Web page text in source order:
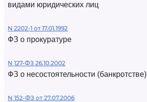
видами юридических лиц
N 2202-1 от 17.01.1992
ФЗ о прокуратуре
N 127-ФЗ 26.10.2002
ФЗ о несостоятельности (банкротстве)
N 152-ФЗ от 27.07.2006